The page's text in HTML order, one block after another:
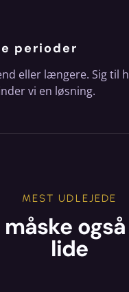
perioder
eller længere. Sig til
vi en løsning.
MEST UDLEJEDE
måske
lide